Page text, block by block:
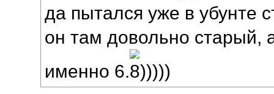
да пытался уже в убунте
он там довольно старый,
именно 6.
))))